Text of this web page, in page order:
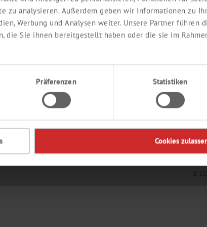
zu analysieren. Außerdem geben wir Informationen zu
Werbung und Analysen weiter. Unsere Partner führen
die Sie ihnen bereitgestellt haben oder die sie im
Präferenzen Statistiken
Cookies
©